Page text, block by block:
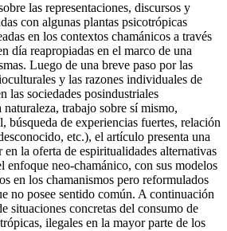
las representaciones, discursos y
con algunas plantas psicotrópicas
en los contextos chamánicos a través
día reapropiadas en el marco de una
Luego de una breve paso por las
y las razones individuales de
las sociedades posindustriales
trabajo sobre sí mismo,
búsqueda de experiencias fuertes, relación
etc.), el artículo presenta una
la oferta de espiritualidades alternativas
enfoque neo-chamánico, con sus modelos
en los chamanismos pero reformulados
no posee sentido común. A continuación
situaciones concretas del consumo de
ilegales en la mayor parte de los